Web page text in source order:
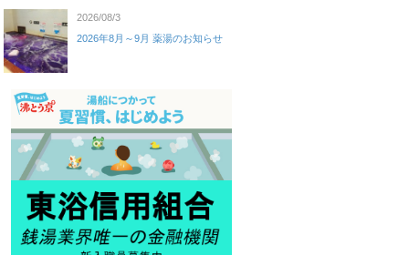
2026/08/3
2026年8月～9月 薬湯のお知らせ